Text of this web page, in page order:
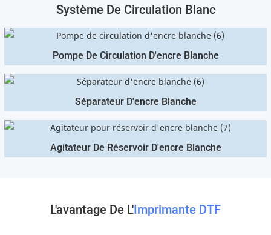
Système De Circulation Blanc
Pompe De Circulation D'encre Blanche
Séparateur D'encre Blanche
Agitateur De Réservoir D'encre Blanche
L'avantage De L'Imprimante DTF